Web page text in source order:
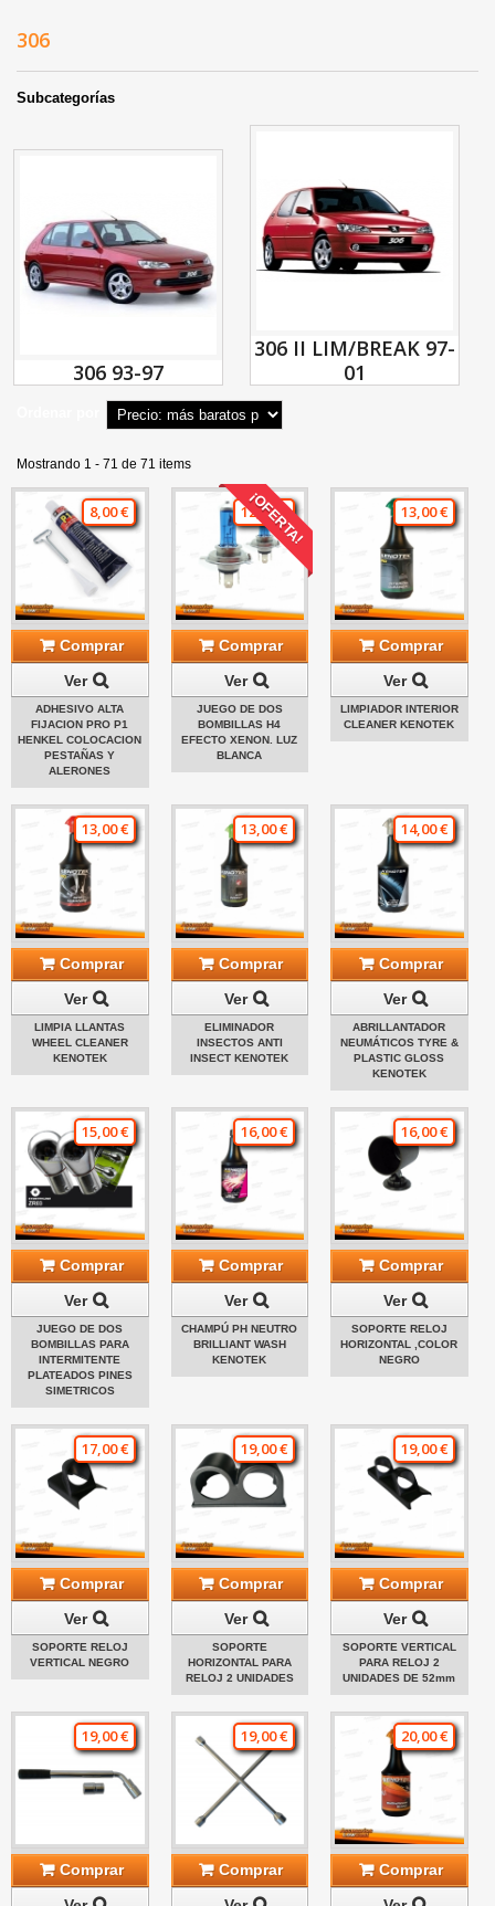
306
Subcategorías
306 93-97
306 II LIM/BREAK 97-
01
Mostrando 1 - 71 de 71 items
8,00 €
Comprar
Ver
ADHESIVO ALTA
FIJACION PRO P1
HENKEL COLOCACION
PESTAÑAS Y
ALERONES
¡OFERTA!
12,00 €
Comprar
Ver
JUEGO DE DOS
BOMBILLAS H4
EFECTO XENON. LUZ
BLANCA
13,00 €
Comprar
Ver
LIMPIADOR INTERIOR
CLEANER KENOTEK
13,00 €
Comprar
Ver
LIMPIA LLANTAS
WHEEL CLEANER
KENOTEK
13,00 €
Comprar
Ver
ELIMINADOR
INSECTOS ANTI
INSECT KENOTEK
14,00 €
Comprar
Ver
ABRILLANTADOR
NEUMÁTICOS TYRE &
PLASTIC GLOSS
KENOTEK
15,00 €
Comprar
Ver
JUEGO DE DOS
BOMBILLAS PARA
INTERMITENTE
PLATEADOS PINES
SIMETRICOS
16,00 €
Comprar
Ver
CHAMPÚ PH NEUTRO
BRILLIANT WASH
KENOTEK
16,00 €
Comprar
Ver
SOPORTE RELOJ
HORIZONTAL ,COLOR
NEGRO
17,00 €
Comprar
Ver
SOPORTE RELOJ
VERTICAL NEGRO
19,00 €
Comprar
Ver
SOPORTE
HORIZONTAL PARA
RELOJ 2 UNIDADES
19,00 €
Comprar
Ver
SOPORTE VERTICAL
PARA RELOJ 2
UNIDADES DE 52mm
19,00 €
Comprar
19,00 €
Comprar
20,00 €
Comprar